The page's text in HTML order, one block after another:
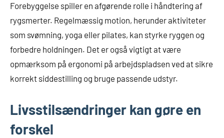
Forebyggelse spiller en afgørende rolle i håndtering af
rygsmerter. Regelmæssig motion, herunder aktiviteter
som svømning, yoga eller pilates, kan styrke ryggen og
forbedre holdningen. Det er også vigtigt at være
opmærksom på ergonomi på arbejdspladsen ved at sikre
korrekt siddestilling og bruge passende udstyr.
Livsstilsændringer kan gøre en
forskel